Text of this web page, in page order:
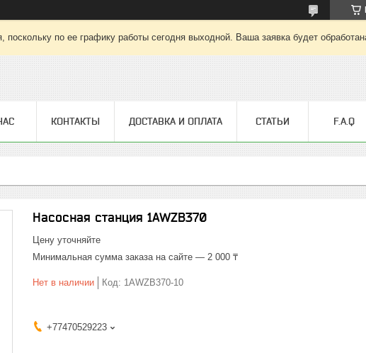
по ее графику работы сегодня выходной. Ваша заявка будет
КОНТАКТЫ ДОСТАВКА И ОПЛАТА СТАТЬИ F.A.Q
Насосная станция 1AWZB370
Цену уточняйте
Минимальная сумма заказа на сайте — 2 000 ₸
Нет в наличии Код: 1AWZB370-10
+77470529223